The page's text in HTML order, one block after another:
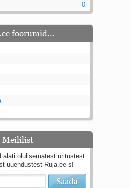
0
foorumid...
Meililist
alati olulisematest üritustest
uuendustest Ruja.ee-s!